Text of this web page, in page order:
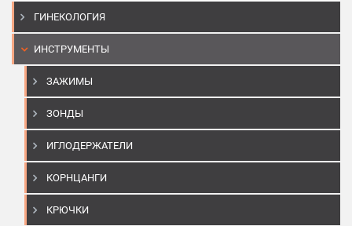
ГИНЕКОЛОГИЯ
ИНСТРУМЕНТЫ
ЗАЖИМЫ
ЗОНДЫ
ИГЛОДЕРЖАТЕЛИ
КОРНЦАНГИ
КРЮЧКИ